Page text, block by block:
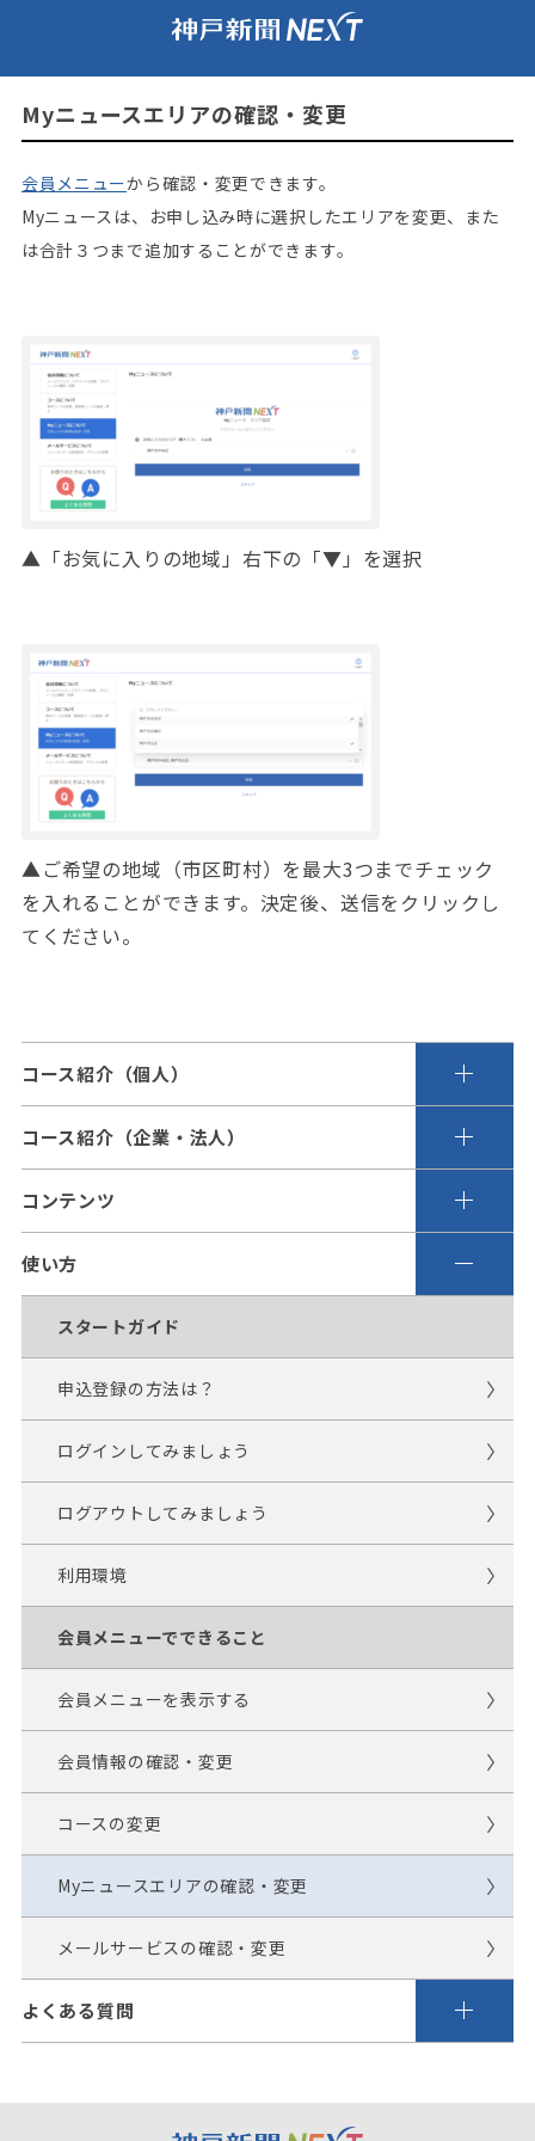
Myニュースエリアの確認・変更
会員メニューから確認・変更できます。
Myニュースは、お申し込み時に選択したエリアを変更、また
は合計３つまで追加することができます。
▲「お気に入りの地域」右下の「▼」を選択
▲ご希望の地域（市区町村）を最大3つまでチェック
を入れることができます。決定後、送信をクリックし
てください。
コース紹介（個人）
コース紹介（企業・法人）
コンテンツ
使い方
スタートガイド
申込登録の方法は？
ログインしてみましょう
ログアウトしてみましょう
利用環境
会員メニューでできること
会員メニューを表示する
会員情報の確認・変更
コースの変更
Myニュースエリアの確認・変更
メールサービスの確認・変更
よくある質問